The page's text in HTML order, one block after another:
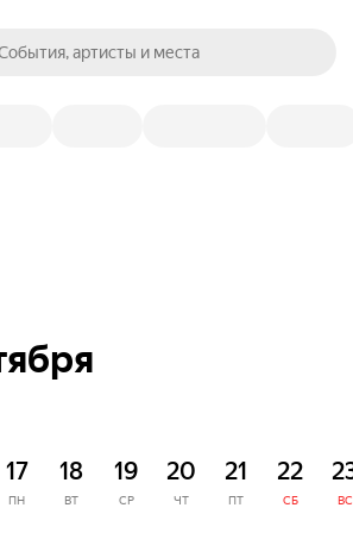
артисты и места
17
ПН
18
ВТ
19
СР
20
ЧТ
21
ПТ
22
СБ ВС